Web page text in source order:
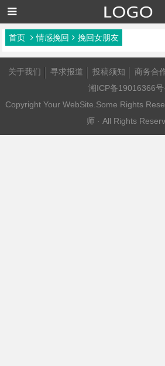
首页 情感挽回 挽回女朋友
关于我们 寻求报道 投稿须知 商务合
湘ICP备19016366号
Copyright Your WebSite.Some Rights
师 · All Rights